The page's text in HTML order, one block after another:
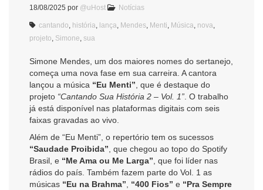
18/08/2025 por @uHost Notícias
cantando história lança Mendes Menti Música nova
projeto Simone sua
Simone Mendes, um dos maiores nomes do sertanejo,
começa uma nova fase em sua carreira. A cantora
lançou a música “Eu Menti” , que é destaque do
projeto “Cantando Sua História 2 – Vol. 1” . O trabalho
já está disponível nas plataformas digitais com seis
faixas gravadas ao vivo.
Além de “Eu Menti”, o repertório tem os sucessos
“Saudade Proibida” , que chegou ao topo do Spotify
Brasil, e “Me Ama ou Me Larga” , que foi líder nas
rádios do país. Também fazem parte do Vol. 1 as
músicas “Eu na Brahma” “400 Fios” e “Pra Sempre